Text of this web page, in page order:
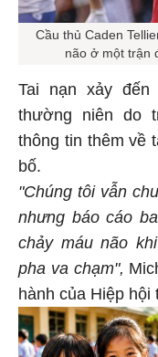
Cầu thủ Caden
não ở một trận
Tai nạn xảy
thường niên do
thông tin thêm về
bố.
"Chúng tôi vẫn
nhưng báo cáo
chảy máu não
pha va chạm",
hành của Hiệp